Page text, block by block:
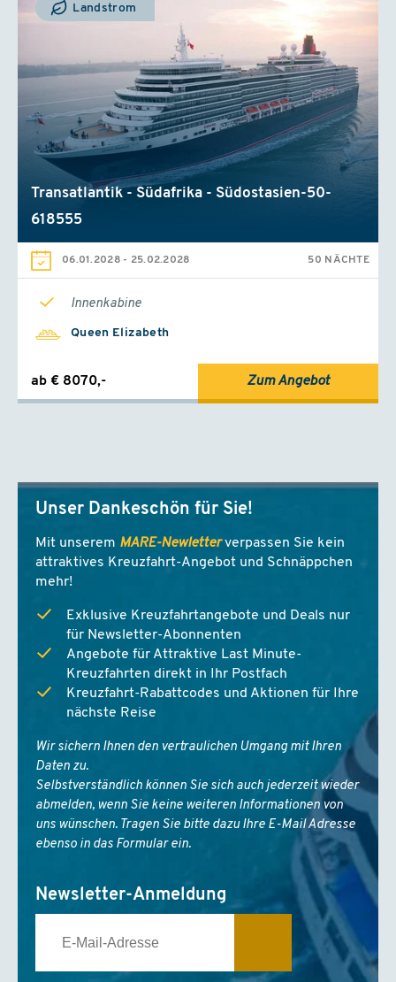
Landstrom
Transatlantik - Südafrika - Südostasien-50-
618555
06.01.2028- 25.02.2028 50 NÄCHTE
Innenkabine
Queen Elizabeth
ab € 8070,- Zum Angebot
Unser Dankeschön für Sie!
Mit unserem MARE-Newletterverpassen Sie kein
attraktives Kreuzfahrt-Angebot und Schnäppchen
mehr!
Exklusive Kreuzfahrtangebote und Deals nur
für Newsletter-Abonnenten
Angebote für Attraktive Last Minute-
Kreuzfahrten direkt in Ihr Postfach
Kreuzfahrt-Rabattcodes und Aktionen für Ihre
nächste Reise
Wir sichern Ihnen den vertraulichen Umgang mit Ihren
Daten zu.
Selbstverständlich können Sie sich auch jederzeit wieder
abmelden, wenn Sie keine weiteren Informationen von
uns wünschen. Tragen Sie bitte dazu Ihre E-Mail Adresse
ebenso in das Formular ein.
Newsletter-Anmeldung